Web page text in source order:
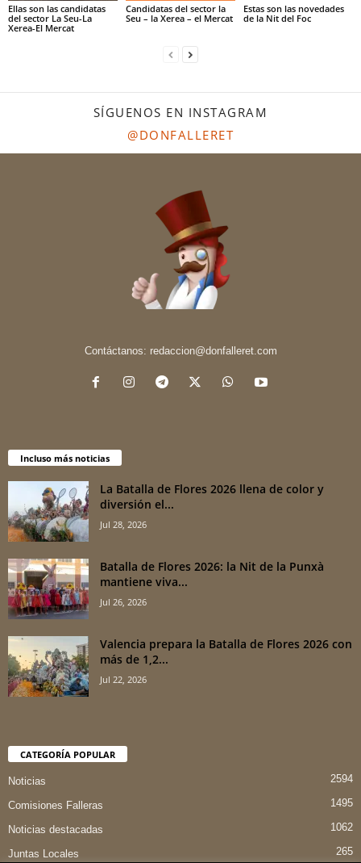
Ellas son las candidatas
del sector La Seu-La
Xerea-El Mercat
Candidatas del sector la
Seu – la Xerea – el Mercat
Estas son las novedades
de la Nit del Foc
SÍGUENOS EN INSTAGRAM
@DONFALLERET
Contáctanos: redaccion@donfalleret.com
Incluso más noticias
La Batalla de Flores 2026 llena de color y
diversión el...
Jul 28, 2026
Batalla de Flores 2026: la Nit de la Punxà
mantiene viva...
Jul 26, 2026
Valencia prepara la Batalla de Flores 2026 con
más de 1,2...
Jul 22, 2026
CATEGORÍA POPULAR
Noticias 2594
Comisiones Falleras 1495
Noticias destacadas 1062
Juntas Locales 265